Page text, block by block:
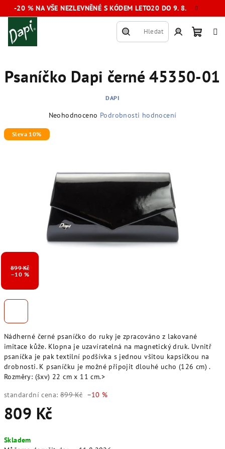
Přejít
na
-20 % NA VŠE NEZLEVNĚNÉ S KÓDEM LETO20 DO 9. 8.
Hledat
košík
Nádherné černé psaníčko do ruky je zpracováno z lakované
imitace kůže. Klopna je uzavíratelná na magnetický druk. Uvnitř
psaníčka je pak textilní podšívka s jednou všitou kapsičkou na
drobnosti. K psaníčku je možné připojit dlouhé ucho (126 cm) .
Rozměry: (šxv) 22 cm x 11 cm.>
standardní cena: 899 Kč –10 %
809 Kč
cena:
Skladem
Psaníčko Dapi černé 45350-01
DAPI
produktu
Neohodnoceno Podrobnosti hodnocení
Sleva 10%
899 Kč
–10 %